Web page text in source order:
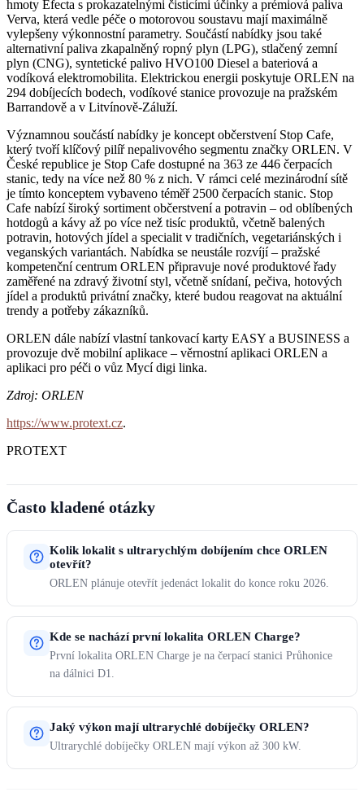
hmoty Efecta s prokazatelnými čisticími účinky a prémiová paliva
Verva, která vedle péče o motorovou soustavu mají maximálně
vylepšeny výkonnostní parametry. Součástí nabídky jsou také
alternativní paliva zkapalněný ropný plyn (LPG), stlačený zemní
plyn (CNG), syntetické palivo HVO100 Diesel a bateriová a
vodíková elektromobilita. Elektrickou energii poskytuje ORLEN na
294 dobíjecích bodech, vodíkové stanice provozuje na pražském
Barrandově a v Litvínově-Záluží.
Významnou součástí nabídky je koncept občerstvení Stop Cafe,
který tvoří klíčový pilíř nepalivového segmentu značky ORLEN. V
České republice je Stop Cafe dostupné na 363 ze 446 čerpacích
stanic, tedy na více než 80 % z nich. V rámci celé mezinárodní sítě
je tímto konceptem vybaveno téměř 2500 čerpacích stanic. Stop
Cafe nabízí široký sortiment občerstvení a potravin – od oblíbených
hotdogů a kávy až po více než tisíc produktů, včetně balených
potravin, hotových jídel a specialit v tradičních, vegetariánských i
veganských variantách. Nabídka se neustále rozvíjí – pražské
kompetenční centrum ORLEN připravuje nové produktové řady
zaměřené na zdravý životní styl, včetně snídaní, pečiva, hotových
jídel a produktů privátní značky, které budou reagovat na aktuální
trendy a potřeby zákazníků.
ORLEN dále nabízí vlastní tankovací karty EASY a BUSINESS a
provozuje dvě mobilní aplikace – věrnostní aplikaci ORLEN a
aplikaci pro péči o vůz Mycí digi linka.
Zdroj: ORLEN
https://www.protext.cz.
PROTEXT
Často kladené otázky
Kolik lokalit s ultrarychlým dobíjením chce ORLEN
otevřít?
ORLEN plánuje otevřít jedenáct lokalit do konce roku 2026.
Kde se nachází první lokalita ORLEN Charge?
První lokalita ORLEN Charge je na čerpací stanici Průhonice
na dálnici D1.
Jaký výkon mají ultrarychlé dobíječky ORLEN?
Ultrarychlé dobíječky ORLEN mají výkon až 300 kW.